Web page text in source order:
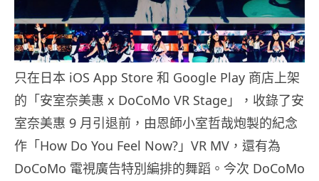
只在日本 iOS App Store 和 Google Play 商店上架
的「安室奈美惠 x DoCoMo VR Stage」，收錄了安
室奈美惠 9 月引退前，由恩師小室哲哉炮製的紀念
作「How Do You Feel Now?」VR MV，還有為
DoCoMo 電視廣告特別編排的舞蹈。今次 DoCoMo